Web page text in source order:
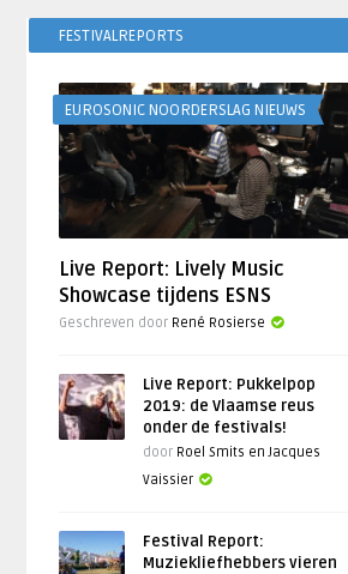
FESTIVALREPORTS
EUROSONIC NOORDERSLAG NIEUWS
Live Report: Lively Music
Showcase tijdens ESNS
Geschreven door René Rosierse
Live Report: Pukkelpop
2019: de Vlaamse reus
onder de festivals!
door Roel Smits en Jacques
Vaissier
Festival Report:
Muziekliefhebbers vieren